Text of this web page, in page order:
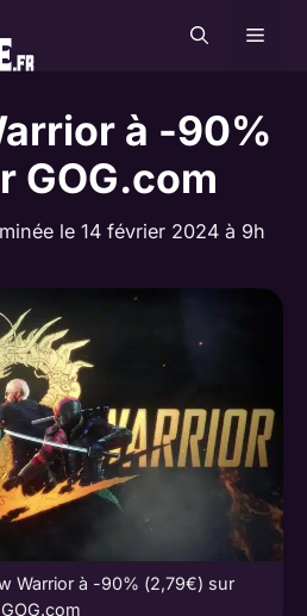
à -90%
GOG.com
le 14 février 2024 à 9h
Warrior à -90% (2,79€) sur
GOG.com